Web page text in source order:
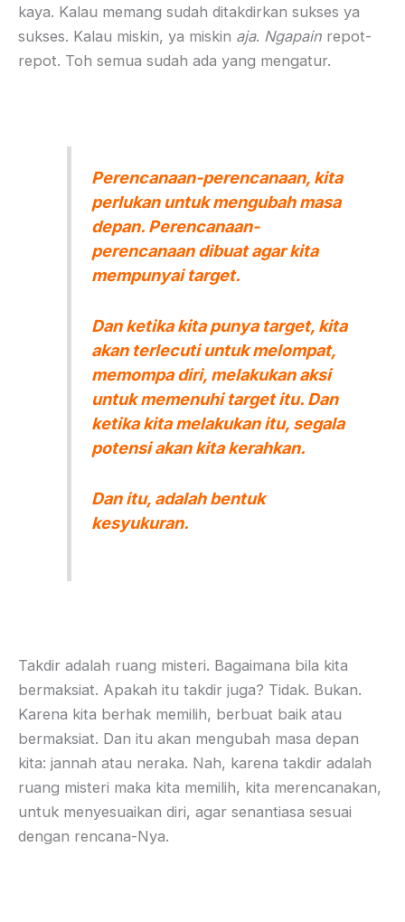
kaya. Kalau memang sudah ditakdirkan sukses ya
sukses. Kalau miskin, ya miskin aja. Ngapain repot-
repot. Toh semua sudah ada yang mengatur.
Perencanaan-perencanaan, kita
perlukan untuk mengubah masa
depan. Perencanaan-
perencanaan dibuat agar kita
mempunyai target.
Dan ketika kita punya target, kita
akan terlecuti untuk melompat,
memompa diri, melakukan aksi
untuk memenuhi target itu. Dan
ketika kita melakukan itu, segala
potensi akan kita kerahkan.
Dan itu, adalah bentuk
kesyukuran.
Takdir adalah ruang misteri. Bagaimana bila kita
bermaksiat. Apakah itu takdir juga? Tidak. Bukan.
Karena kita berhak memilih, berbuat baik atau
bermaksiat. Dan itu akan mengubah masa depan
kita: jannah atau neraka. Nah, karena takdir adalah
ruang misteri maka kita memilih, kita merencanakan,
untuk menyesuaikan diri, agar senantiasa sesuai
dengan rencana-Nya.